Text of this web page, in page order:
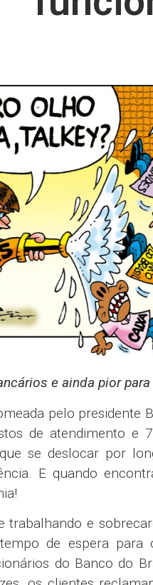
e ainda pior
pelo presidente
de atendimento e
se deslocar por
E quando
trabalhando e
de espera
do Banco do